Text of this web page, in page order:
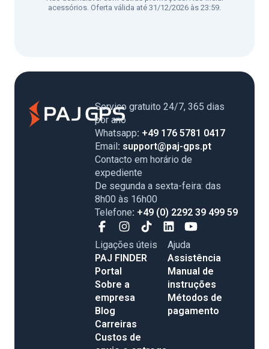
acessórios. Oferta válida até 31/12/2026 às 23:59.
Serviço gratuito 24/7, 365 dias
por ano
Whatsapp: +49 176 5781 0417
Email: support@paj-gps.pt
Contacto em horário de
expediente
De segunda a sexta-feira: das
8h00 às 16h00
Telefone: +49 (0) 2292 39 499 59
Ligações úteis
PAJ FINDER
Portal
Sobre a
empresa
Blog
Carreiras
Custos de
Ajuda
Assistência
Manual de
instruções
Métodos de
pagamento